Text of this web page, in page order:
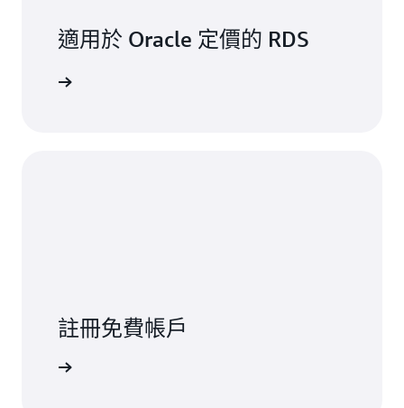
適用於 Oracle 定價的 RDS
註冊免費帳戶